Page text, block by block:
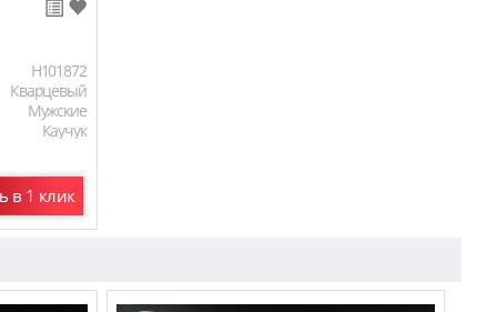
H101872
Кварцевый
Мужские
Каучук
в 1 клик